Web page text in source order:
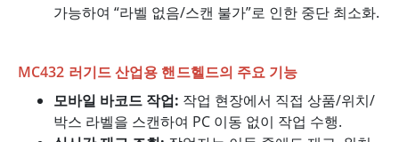
가능하여 “라벨 없음/스캔 불가”로 인한 중단 최소화.
MC432 러기드 산업용 핸드헬드의 주요 기능
모바일 바코드 작업: 작업 현장에서 직접 상품/위치/
박스 라벨을 스캔하여 PC 이동 없이 작업 수행.